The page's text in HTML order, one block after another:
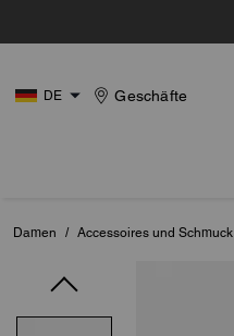
DE Geschäfte
Damen / Accessoires und Schmuck